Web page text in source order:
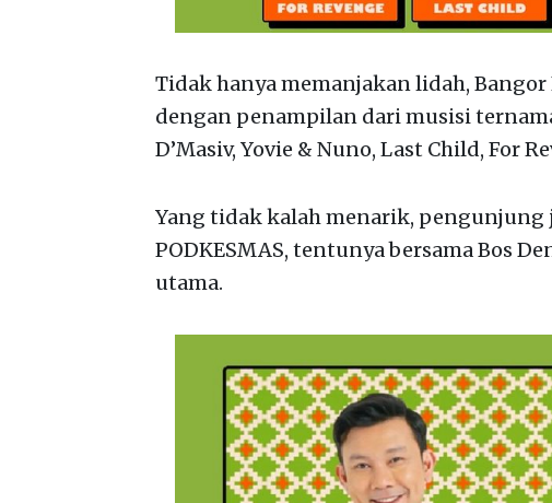
Tidak hanya memanjakan lidah,
dengan penampilan dari musisi
D’Masiv, Yovie & Nuno, Last Child, For
Yang tidak kalah menarik, pengunjung
PODKESMAS, tentunya bersama Bos
utama.